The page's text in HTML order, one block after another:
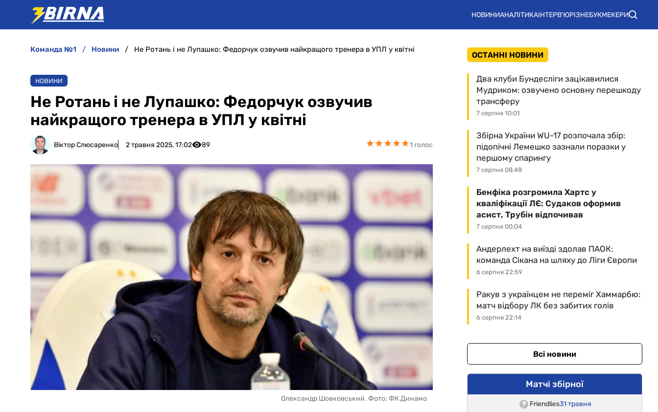
НОВИНИАНАЛІТИКАІНТЕРВ'ЮРІЗНЕБУКМЕКЕРИ
команда №1 новини Не Ротань і не Лупашко: Федорчук озвучив найкращого тренера в УПЛ у квітні
НОВИНИ
Не Ротань і не Лупашко: Федорчук озвучив
найкращого тренера в УПЛ у квітні
Віктор Слюсаренко 2 травня 2025, 17:02 89 ★★★★★
★★★★★1 голос
Олександр Шовковський. Фото: ФК Динамо
ОСТАННІ НОВИНИ
7 серпня 10:01
Два клуби Бундесліги зацікавилися
Мудриком: озвучено основну перешкоду
трансферу
7 серпня 08:48
Збірна України WU-17 розпочала збір:
підопічні Лемешко зазнали поразки у
першому спарингу
7 серпня 00:04
Бенфіка розгромила Хартс у
кваліфікації ЛЄ: Судаков оформив
асист, Трубін відпочивав
6 серпня 22:59
Андерлехт на виїзді здолав ПАОК:
команда Сікана на шляху до Ліги Європи
6 серпня 22:14
Ракув з українцем не переміг Хаммарбю:
матч відбору ЛК без забитих голів
Всі новини
Матчі збірної
Friendlies31 травня